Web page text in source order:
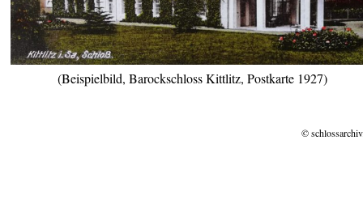
(Beispielbild, Barockschloss Kittlitz, Postkarte 1927)
©